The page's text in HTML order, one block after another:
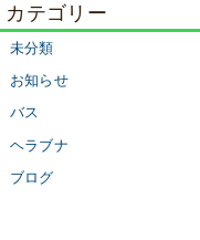
カテゴリー
未分類
お知らせ
バス
ヘラブナ
ブログ